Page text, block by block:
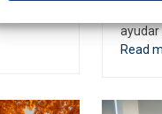
platos,
ayudar
Read